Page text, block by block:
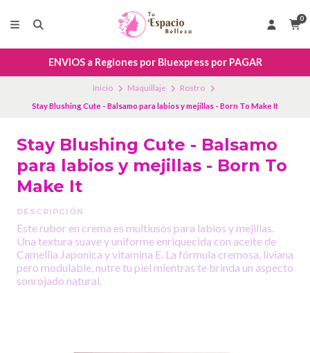
0
ENVIOS a Regiones por Bluexpress por PAGAR
Inicio Maquillaje
Rostro
Stay Blushing Cute - Balsamo para labios y mejillas - Born To Make It
Stay Blushing Cute - Balsamo
para labios y mejillas - Born To
Make It
DESCRIPCIÓN
Este rubor en crema es multiusos para labios y mejillas.
Una textura suave y uniforme enriquecida con aceite de
Camellia Japonica y vitamina E. La fórmula cremosa, liviana
pero modulable, nutre tu piel mientras te brinda un aspecto
sonrojado natural.